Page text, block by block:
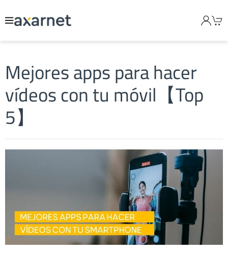
Mejores apps para hacer
vídeos con tu móvil【Top
5】